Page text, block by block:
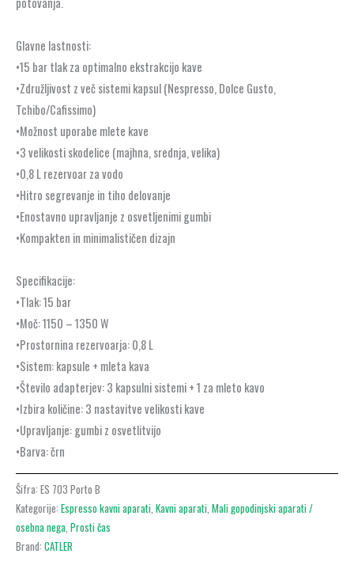
Glavne lastnosti:
•15 bar tlak za optimalno ekstrakcijo kave
•Združljivost z več sistemi kapsul (Nespresso, Dolce Gusto,
Tchibo/Cafissimo)
•Možnost uporabe mlete kave
•3 velikosti skodelice (majhna, srednja, velika)
•0,8 L rezervoar za vodo
•Hitro segrevanje in tiho delovanje
•Enostavno upravljanje z osvetljenimi gumbi
•Kompakten in minimalističen dizajn
Specifikacije:
•Tlak: 15 bar
•Moč: 1150 – 1350 W
•Prostornina rezervoarja: 0,8 L
•Sistem: kapsule + mleta kava
•Število adapterjev: 3 kapsulni sistemi + 1 za mleto kavo
•Izbira količine: 3 nastavitve velikosti kave
•Upravljanje: gumbi z osvetlitvijo
•Barva: črn
Šifra: ES 703 Porto B
Kategorije: Espresso kavni aparati Kavni aparati Mali gopodinjski aparati /
osebna nega Prosti čas
Brand: CATLER